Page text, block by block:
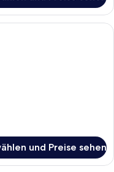
mit einem großen
und Preise sehen